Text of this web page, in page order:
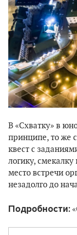
В «Схватку» в
принципе, то же
квест с
логику,
место встречи
незадолго до
Подробности: